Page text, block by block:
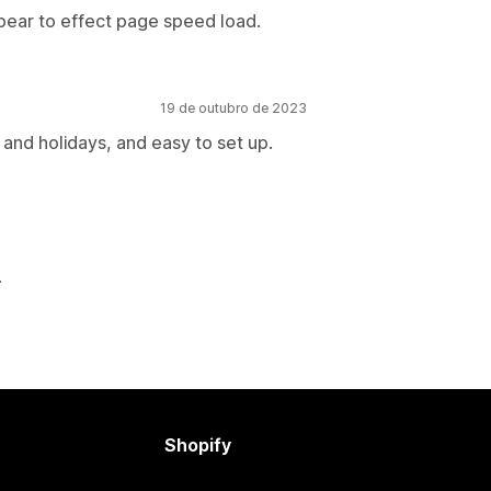
to effect page speed load.
19 de outubro de 2023
holidays, and easy to set up.
Shopify